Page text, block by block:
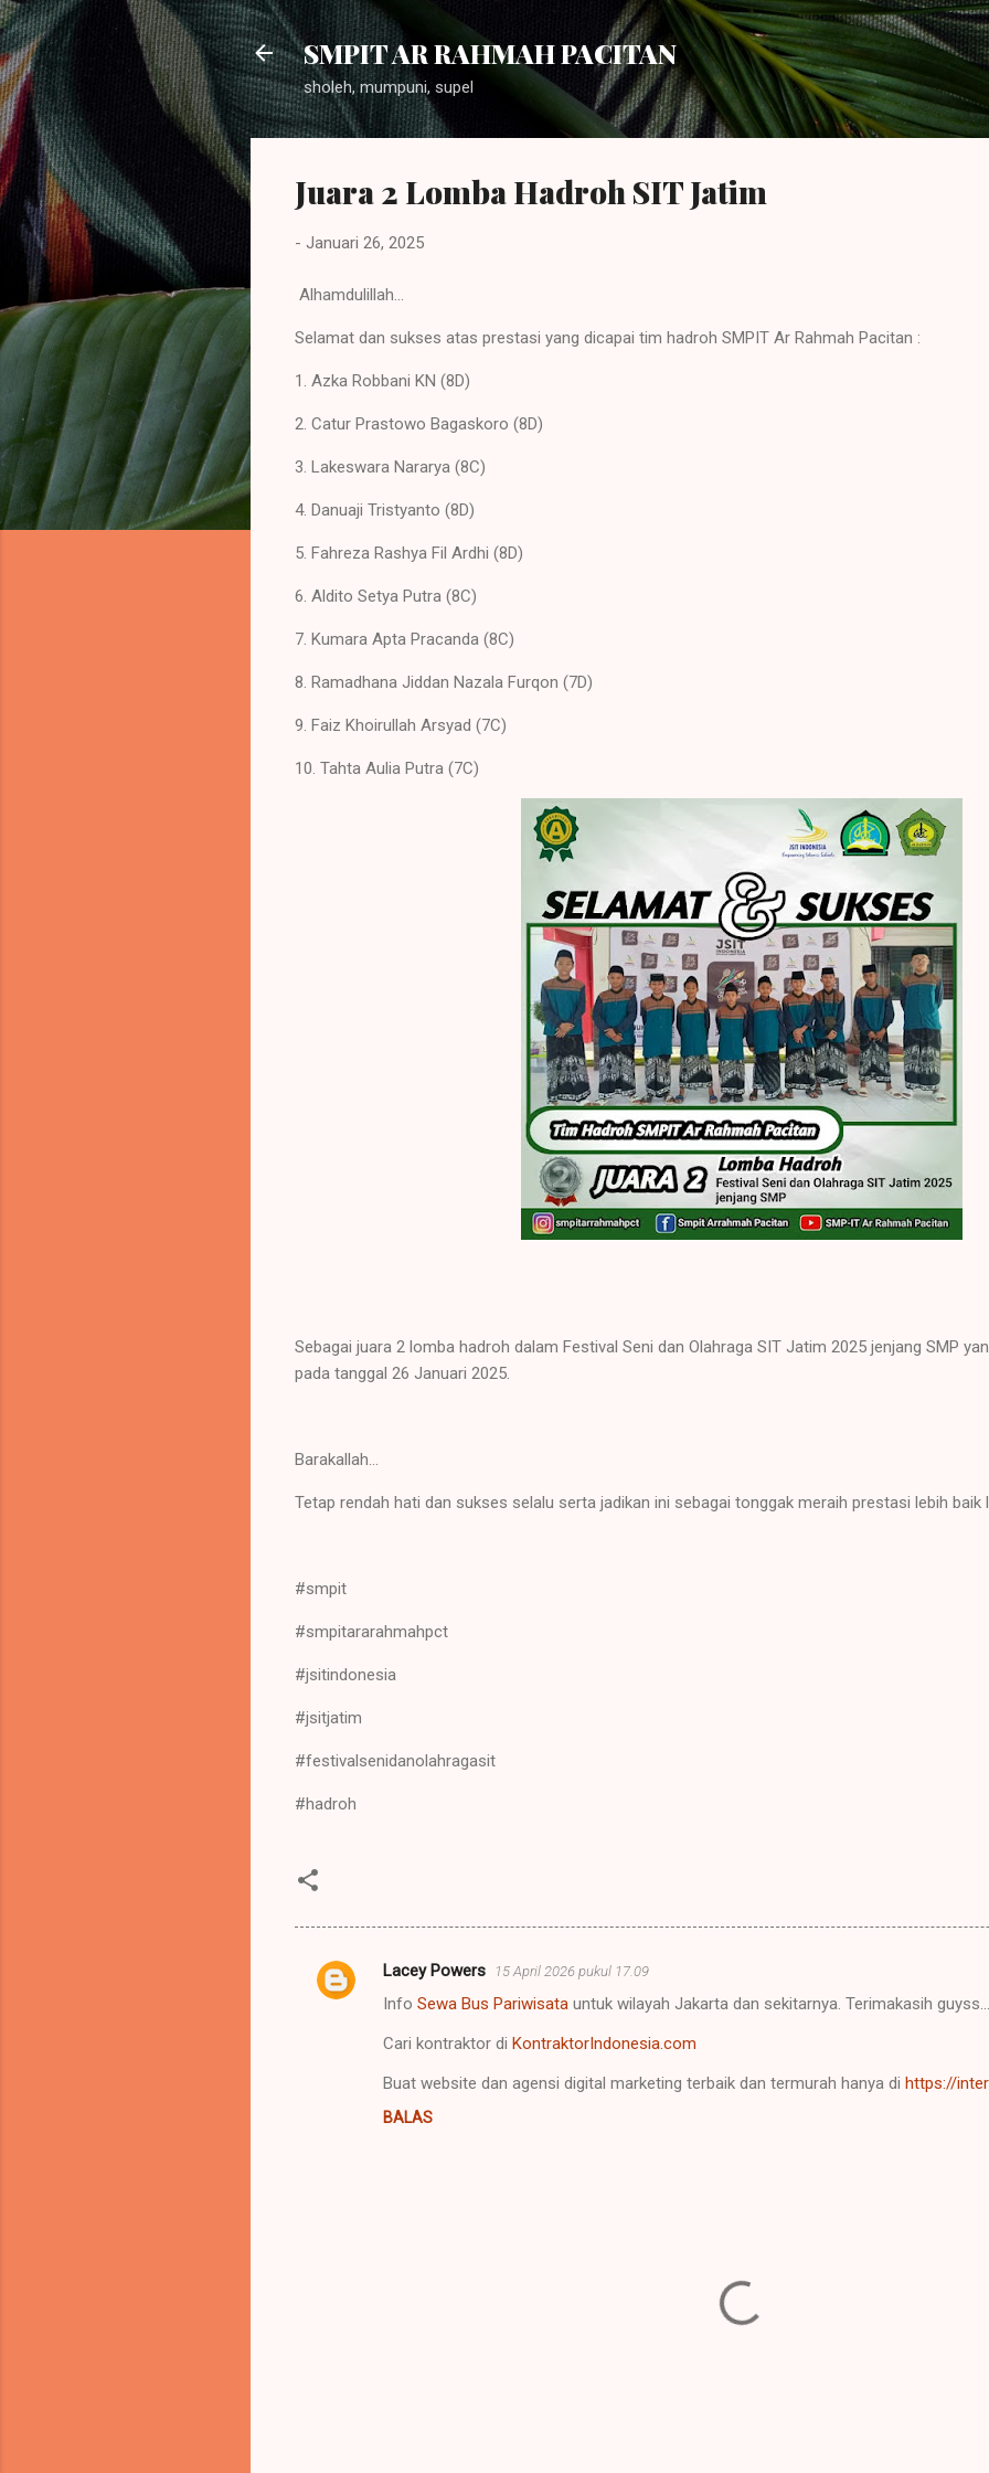
Langsung ke konten utama
SMPIT AR RAHMAH PACITAN
sholeh, mumpuni, supel
Juara 2 Lomba Hadroh SIT Jatim
- Januari 26, 2025
Alhamdulillah...
Selamat dan sukses atas prestasi yang dicapai tim hadroh SMPIT Ar Rahmah Pacitan :
1. Azka Robbani KN (8D)
2. Catur Prastowo Bagaskoro (8D)
3. Lakeswara Nararya (8C)
4. Danuaji Tristyanto (8D)
5. Fahreza Rashya Fil Ardhi (8D)
6. Aldito Setya Putra (8C)
7. Kumara Apta Pracanda (8C)
8. Ramadhana Jiddan Nazala Furqon (7D)
9. Faiz Khoirullah Arsyad (7C)
10. Tahta Aulia Putra (7C)
Sebagai juara 2 lomba hadroh dalam Festival Seni dan Olahraga SIT Jatim 2025 jenjang SMP
pada tanggal 26 Januari 2025.
Barakallah...
Tetap rendah hati dan sukses selalu serta jadikan ini sebagai tonggak meraih prestasi lebih baik
#smpit
#smpitararahmahpct
#jsitindonesia
#jsitjatim
#festivalsenidanolahragasit
#hadroh
K
Lacey Powers 15 April 2026 pukul 17.09
Info Sewa Bus Pariwisata untuk wilayah Jakarta dan sekitarnya. Terimakasih guyss...
Cari kontraktor di KontraktorIndonesia.com
Buat website dan agensi digital marketing terbaik dan termurah hanya di https://
BALAS